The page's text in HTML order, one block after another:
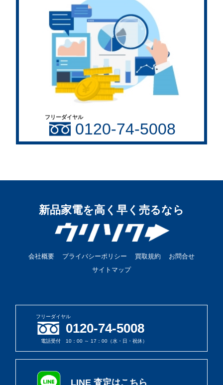
フリーダイヤル
0120-74-5008
新品家電を高く早く売るなら
会社概要 プライバシーポリシー 買取規約
お問合せ
サイトマップ
フリーダイヤル
0120-74-5008
電話受付 10：00 ～ 17：00（水・日・祝休）
LINE 査定はこちら